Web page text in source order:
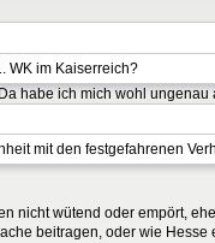
WK im Kaiserreich?
habe ich mich wohl ungenau
mit den festgefahrenen
nicht wütend oder empört,
beitragen, oder wie